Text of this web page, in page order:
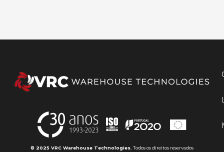
© 2025 VRC Warehouse Technologies. Todos os direitos reservados